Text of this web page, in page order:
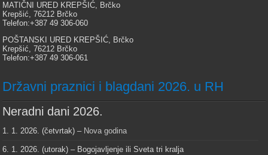
MATIČNI URED KREPŠIĆ, Brčko
Krepšić, 76212 Brčko
Telefon:+387 49 306-060
POŠTANSKI URED KREPŠIĆ, Brčko
Krepšić, 76212 Brčko
Telefon:+387 49 306-061
Državni praznici i blagdani 2026. u RH
Neradni dani 2026.
1. 1. 2026. (četvrtak) – Nova godina
6. 1. 2026. (utorak) – Bogojavljenje ili Sveta tri kralja